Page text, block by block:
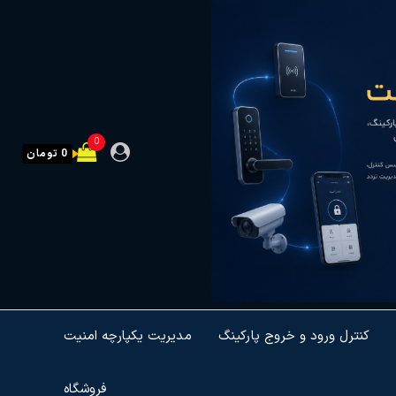
0
0 تومان
مدیریت یکپارچه امنیت کنترل ورود و خروج پارکینگ
فروشگاه